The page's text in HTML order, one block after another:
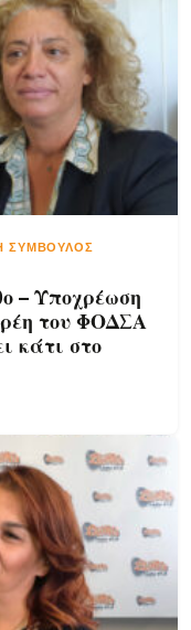
ΣΎΜΒΟΥΛΟΣ
– Υποχρέωση
του ΦΟΔΣΑ
κάτι στο